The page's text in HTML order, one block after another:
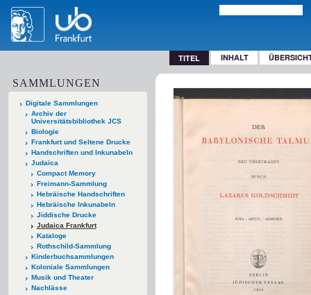
TITEL INHALT
SAMMLUNGEN
Digitale Sammlungen
Archiv der
Universitätsbibliothek JCS
Biologie
Frankfurt und Seltene Drucke
Handschriften und Inkunabeln
Judaica
Compact Memory
Freimann-Sammlung
Hebräische Handschriften
Hebräische Inkunabeln
Jiddische Drucke
Judaica Frankfurt
Kataloge
Rothschild-Sammlung
Kinderbuchsammlungen
Koloniale Sammlungen
Musik und Theater
Nachlässe